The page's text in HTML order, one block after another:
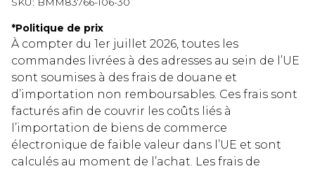
*Politique de prix
À compter du 1er juillet 2026, toutes les
commandes livrées à des adresses au sein de l’UE
sont soumises à des frais de douane et
d’importation non remboursables. Ces frais sont
facturés afin de couvrir les coûts liés à
l’importation de biens de commerce
électronique de faible valeur dans l’UE et sont
calculés au moment de l’achat. Les frais de